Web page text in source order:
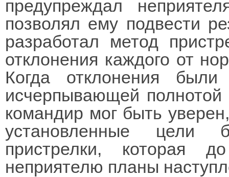
предупреждал
позволял ему подвести
разработал метод
отклонения каждого от
Когда отклонения
исчерпывающей полнотой
командир мог быть
установленные цели
пристрелки, которая
неприятелю планы